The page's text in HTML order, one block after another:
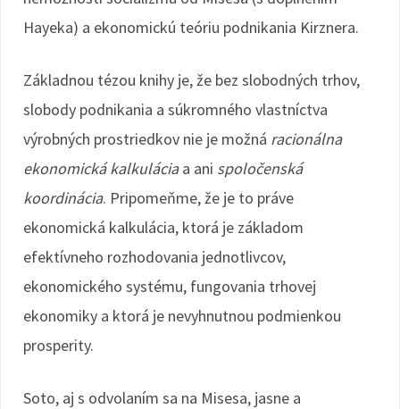
Hayeka) a ekonomickú teóriu podnikania Kirznera.
Základnou tézou knihy je, že bez slobodných trhov,
slobody podnikania a súkromného vlastníctva
výrobných prostriedkov nie je možná racionálna
ekonomická kalkuláciaa ani spoločenská
koordinácia. Pripomeňme, že je to práve
ekonomická kalkulácia, ktorá je základom
efektívneho rozhodovania jednotlivcov,
ekonomického systému, fungovania trhovej
ekonomiky a ktorá je nevyhnutnou podmienkou
prosperity.
Soto, aj s odvolaním sa na Misesa, jasne a